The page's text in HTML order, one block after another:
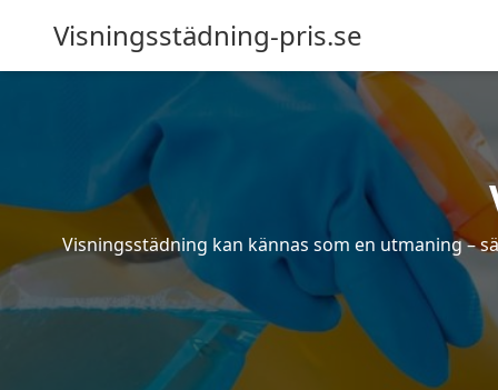
Visningsstädning-pris.se
Visningsstädning kan kännas som en utmaning –